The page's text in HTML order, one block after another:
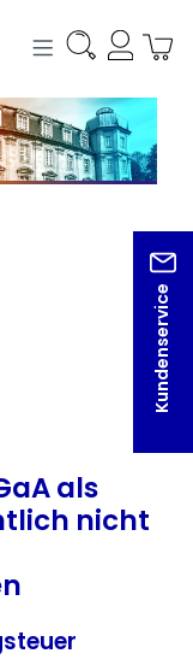
Kundenservice
als
nicht